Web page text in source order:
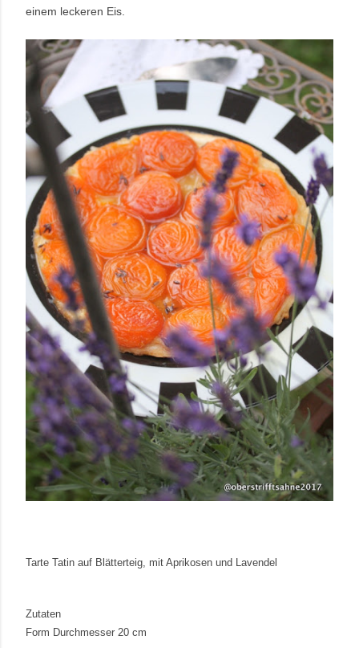
einem leckeren Eis.
Tarte Tatin auf Blätterteig, mit Aprikosen und Lavendel
Zutaten
Form Durchmesser 20 cm